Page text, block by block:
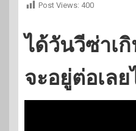
Post Views: 400
ได้วันวีซ่าเ
จะอยู่ต่อเล